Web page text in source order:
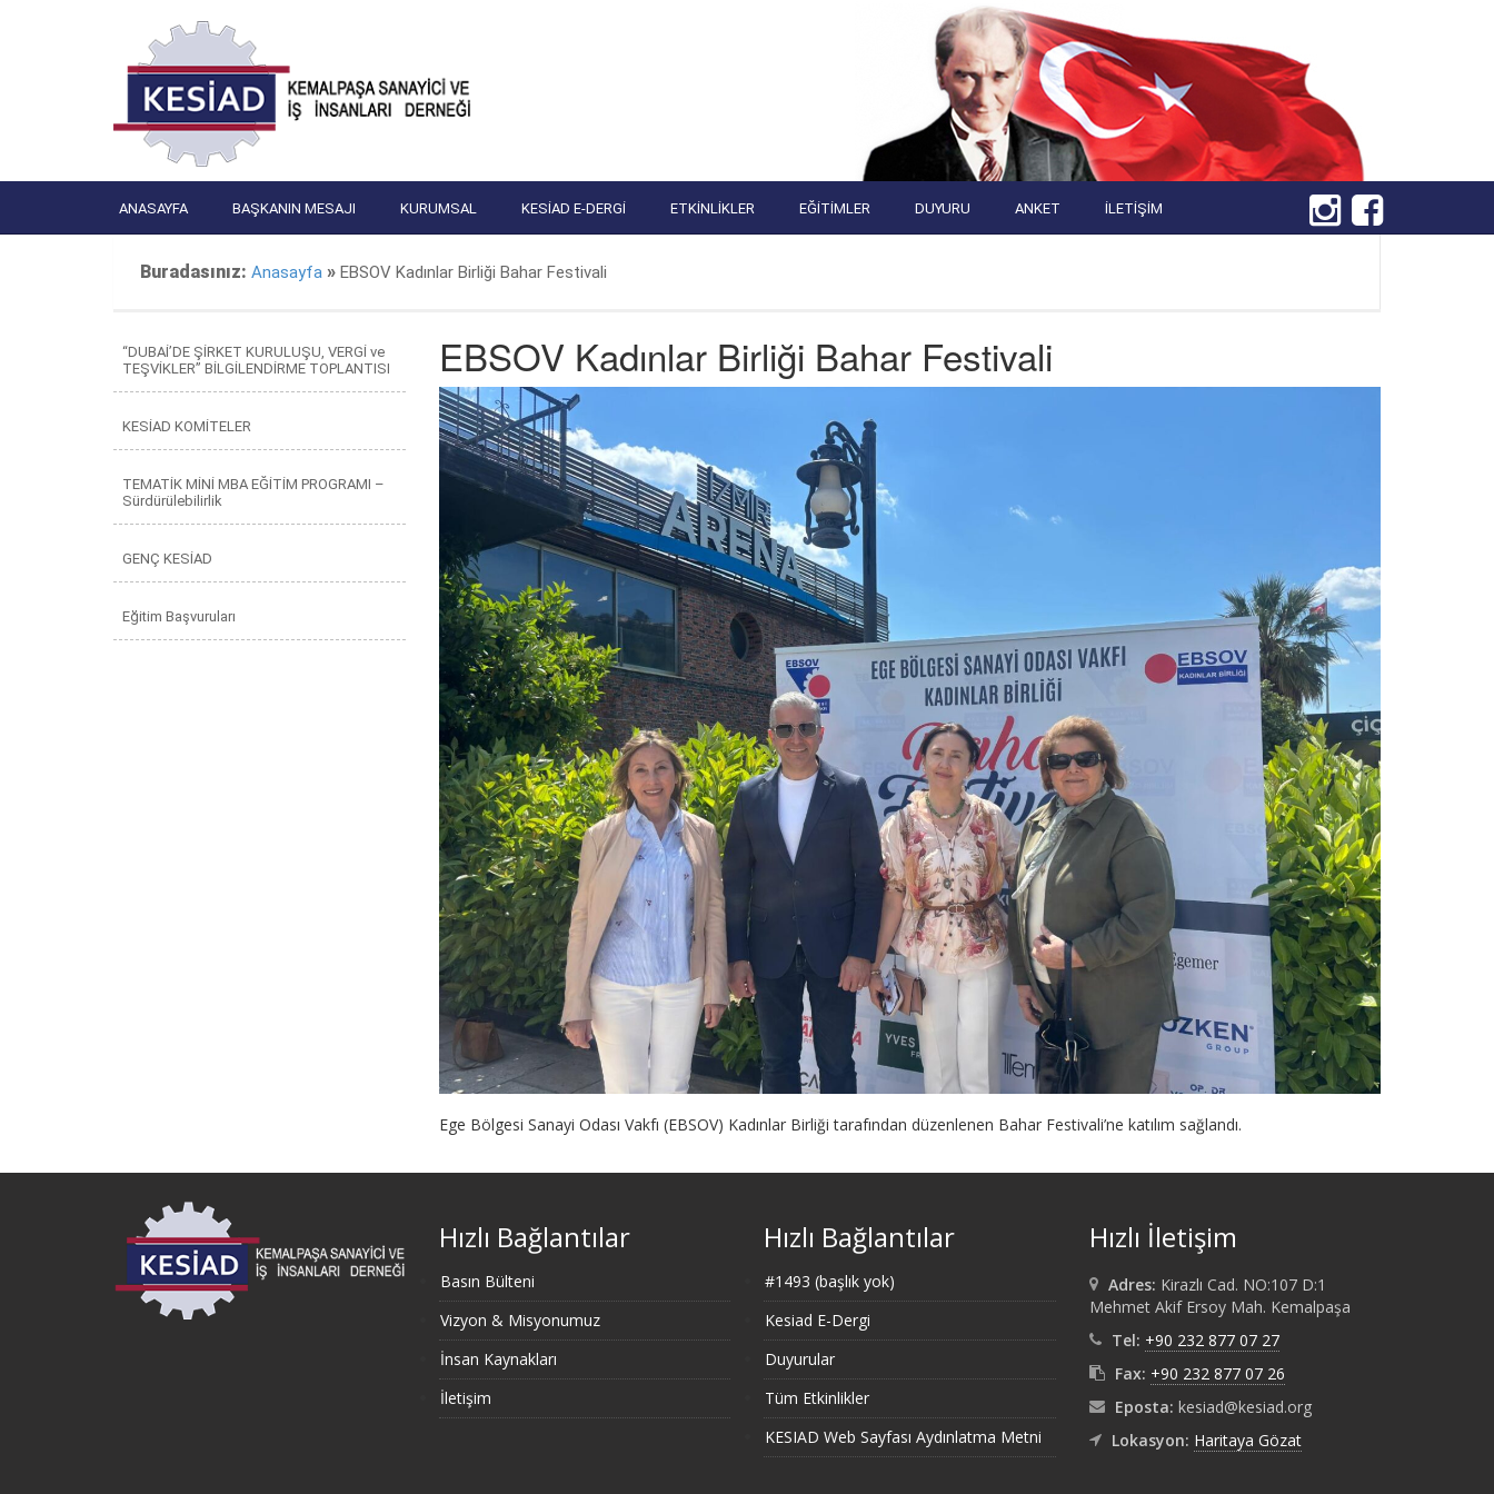
ANASAYFA BAŞKANIN MESAJI KURUMSAL KESIAD E-DERGI ETKINLIKLER EĞITIMLER DUYURU ANKET İLETIŞIM
Buradasınız: Anasayfa » EBSOV Kadınlar Birliği Bahar Festivali
“DUBAİ’DE ŞİRKET KURULUŞU, VERGİ ve
TEŞVİKLER” BİLGİLENDİRME TOPLANTISI
KESİAD KOMİTELER
TEMATİK MİNİ MBA EĞİTİM PROGRAMI –
Sürdürülebilirlik
GENÇ KESİAD
Eğitim Başvuruları
EBSOV Kadınlar Birliği Bahar Festivali
Ege Bölgesi Sanayi Odası Vakfı (EBSOV) Kadınlar Birliği tarafından düzenlenen Bahar Festivali’ne katılım sağlandı.
Hızlı Bağlantılar
Basın Bülteni
Vizyon & Misyonumuz
İnsan Kaynakları
İletişim
Hızlı Bağlantılar
#1493 (başlık yok)
Kesiad E-Dergi
Duyurular
Tüm Etkinlikler
KESIAD Web Sayfası Aydınlatma Metni
Hızlı İletişim
Adres: Kirazlı Cad. NO:107 D:1
Mehmet Akif Ersoy Mah. Kemalpaşa
Tel: +90 232 877 07 27
Fax: +90 232 877 07 26
Eposta: kesiad@kesiad.org
Lokasyon: Haritaya Gözat